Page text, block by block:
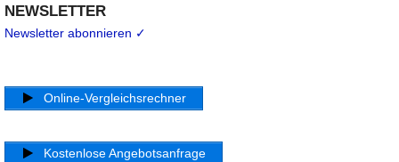
NEWSLETTER
Newsletter abonnieren ✓
Online-Vergleichsrechner
Kostenlose Angebotsanfrage